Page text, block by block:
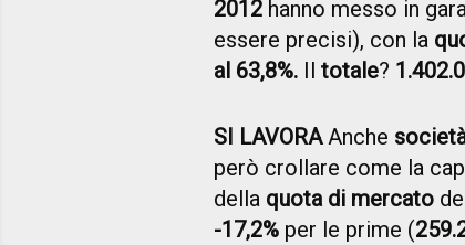
2012 hanno messo in
essere precisi), con la
al 63,8%. Il totale?
SI LAVORAAnche
però crollare come la
della quota di mercato
-17,2% per le prime (